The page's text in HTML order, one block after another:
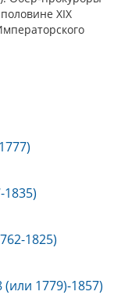
XIX
1825)
1779)-1857)